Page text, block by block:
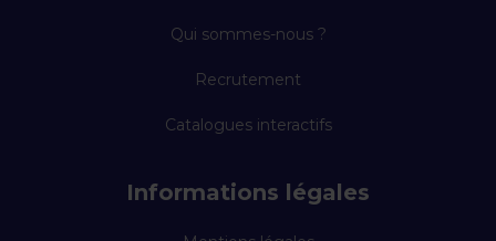
Qui sommes-nous ?
Recrutement
Catalogues interactifs
Informations légales